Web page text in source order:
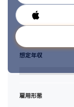
勤務時間
想定年収
雇用形態